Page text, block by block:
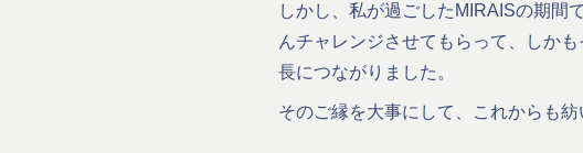
しかし、私が過ごしたMIRAISの期間
んチャレンジさせてもらって、しか
長につながりました。
そのご縁を大事にして、これからも紡